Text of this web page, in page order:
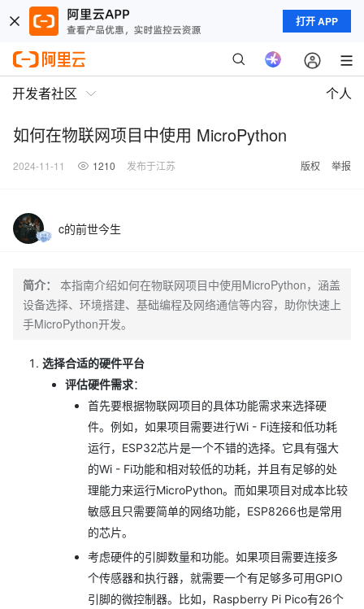
打开 APP
开发者社区 个人
如何在物联网项目中使用 MicroPython
2024-11-11 1210 发布于江苏 版权 举报
c的前世今生
简介：
本指南介绍如何在物联网项目中使用MicroPython，涵盖
设备选择、环境搭建、基础编程及网络通信等内容，助你快速上
手MicroPython开发。
选择合适的硬件平台
评估硬件需求：
首先要根据物联网项目的具体功能需求来选择硬
件。例如，如果项目需要进行Wi - Fi连接和低功耗
运行，ESP32芯片是一个不错的选择。它具有强大
的Wi - Fi功能和相对较低的功耗，并且有足够的处
理能力来运行MicroPython。而如果项目对成本比较
敏感且只需要简单的网络功能，ESP8266也是常用
的芯片。
考虑硬件的引脚数量和功能。如果项目需要连接多
个传感器和执行器，就需要一个有足够多可用GPIO
引脚的微控制器。比如，Raspberry Pi Pico有26个